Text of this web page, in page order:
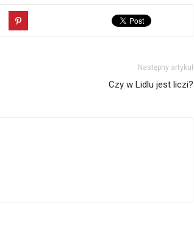
Następny artykuł
Czy w Lidlu jest liczi?